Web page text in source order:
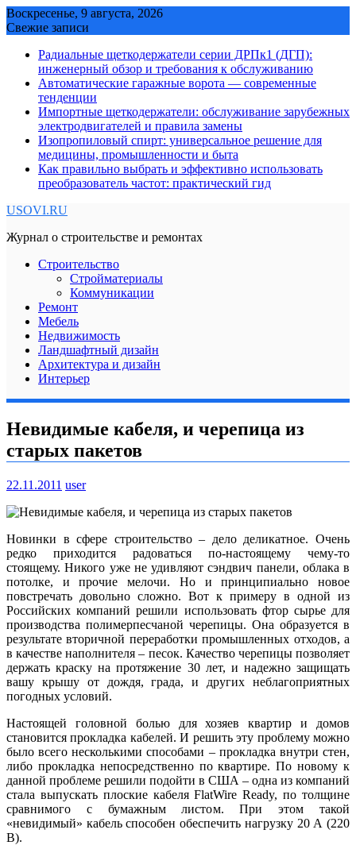
Skip
to
Воскресенье, 9 августа, 2026
Свежие записи
Радиальные щеткодержатели серии ДРПк1 (ДГП):
инженерный обзор и требования к обслуживанию
Автоматические гаражные ворота — современные
тенденции
Импортные щеткодержатели: обслуживание зарубежных
электродвигателей и правила замены
Изопропиловый спирт: универсальное решение для
медицины, промышленности и быта
Как правильно выбрать и эффективно использовать
преобразователь частот: практический гид
USOVI.RU
Журнал о строительстве и ремонтах
Строительство
Стройматериалы
Коммуникации
Ремонт
Мебель
Недвижимость
Ландшафтный дизайн
Архитектура и дизайн
Интерьер
Невидимые кабеля, и черепица из
старых пакетов
22.11.2011 user
Новинки в сфере строительство – дело деликатное. Очень
редко приходится радоваться по-настоящему чему-то
стоящему. Никого уже не удивляют сэндвич панели, облака в
потолке, и прочие мелочи. Но и принципиально новое
повстречать довольно сложно. Вот к примеру в одной из
Российских компаний решили использовать фтор сырье для
производства полимерпесчаной черепицы. Она образуется в
результате вторичной переработки промышленных отходов, а
в качестве наполнителя – песок. Качество черепицы позволяет
держать краску на протяжение 30 лет, и надежно защищать
вашу крышу от дождя, града, и других неблагоприятных
погодных условий.
Настоящей головной болью для хозяев квартир и домов
становится прокладка кабелей. И решить эту проблему можно
было всего несколькими способами – прокладка внутри стен,
либо прокладка непосредственно по квартире. По новому к
данной проблеме решили подойти в США – одна из компаний
стала выпускать плоские кабеля FlatWire Ready, по толщине
сравнимого с бумажным листом. При этом такой
«невидимый» кабель способен обеспечить нагрузку 20 А (220
В).